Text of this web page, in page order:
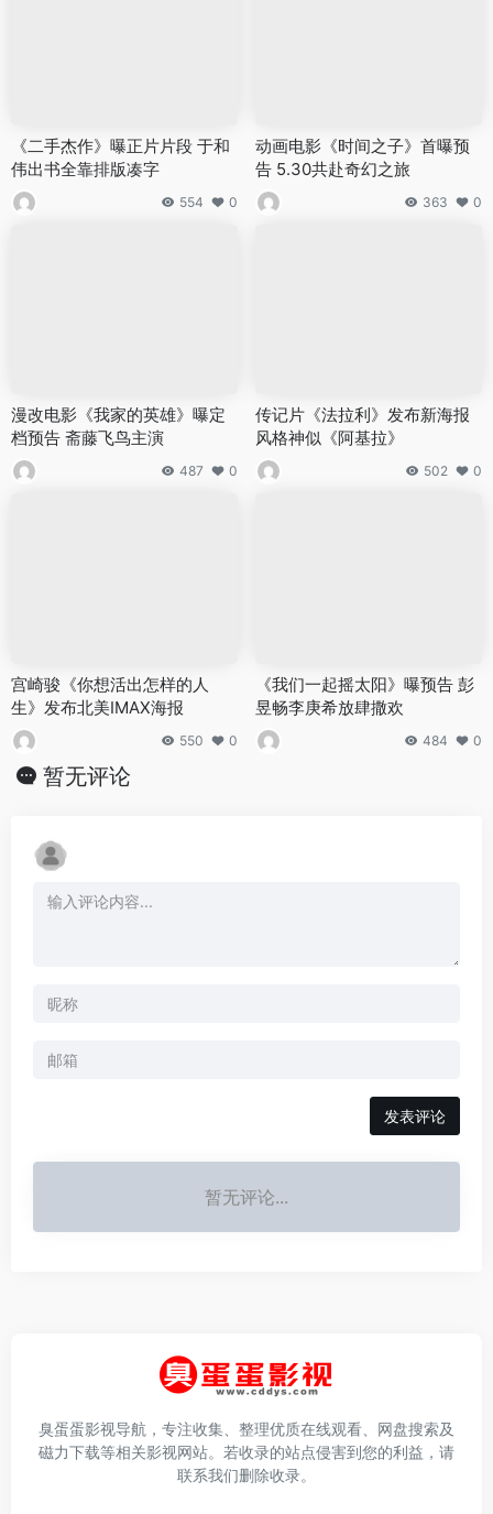
《二手杰作》曝正片片段 于和
伟出书全靠排版凑字
554 0
动画电影《时间之子》首曝预
告 5.30共赴奇幻之旅
363 0
漫改电影《我家的英雄》曝定
档预告 斋藤飞鸟主演
487 0
传记片《法拉利》发布新海报
风格神似《阿基拉》
502 0
宫崎骏《你想活出怎样的人
生》发布北美IMAX海报
550 0
《我们一起摇太阳》曝预告 彭
昱畅李庚希放肆撒欢
484 0
暂无评论
发表评论
暂无评论...
臭蛋蛋影视导航，专注收集、整理优质在线观看、网盘搜索及
磁力下载等相关影视网站。若收录的站点侵害到您的利益，请
联系我们删除收录。